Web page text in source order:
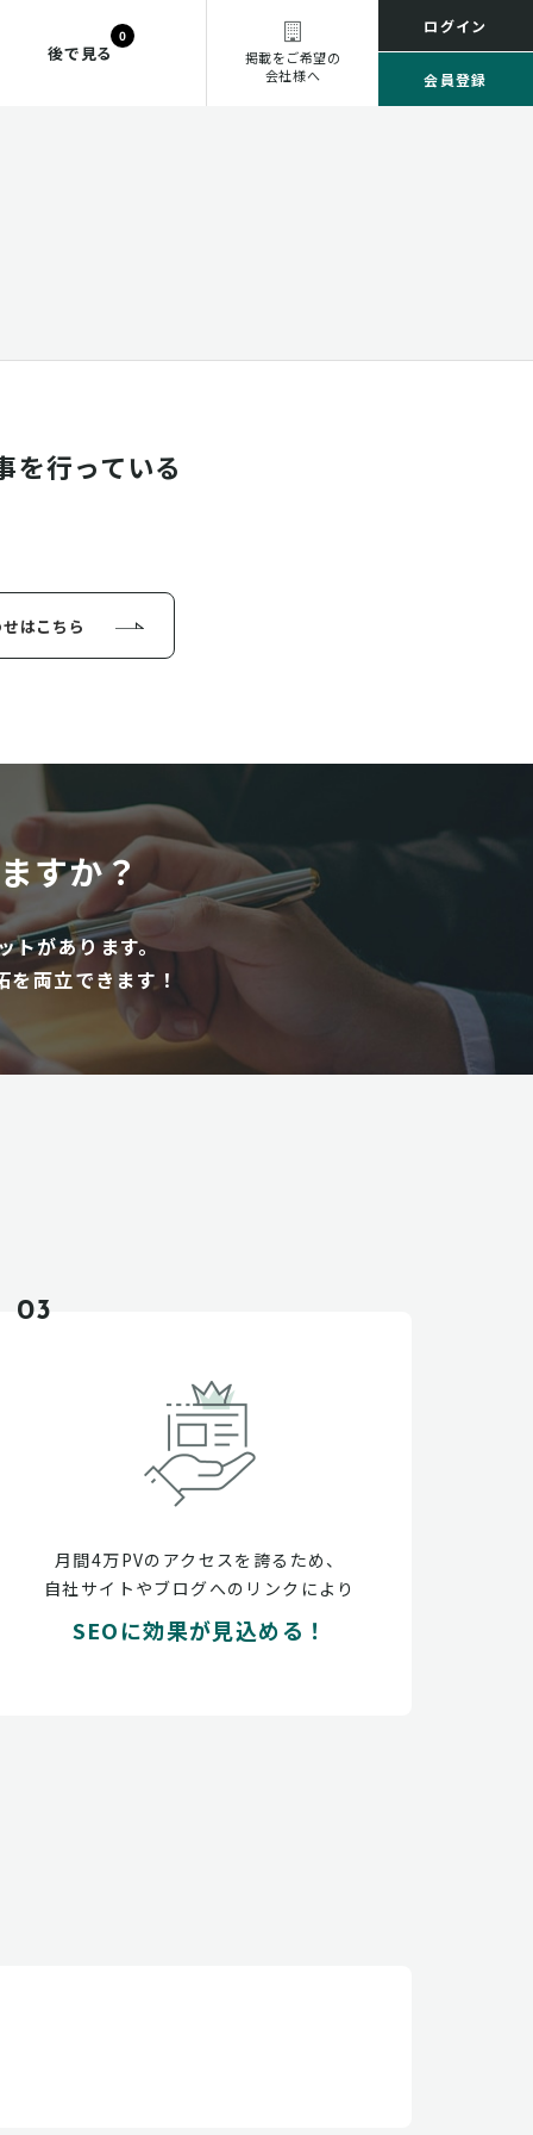
後で見る
0
掲載をご希望の
会社様へ
ログイン
会員登録
を行っている
はこちら
すか？
トがあります。
両立できます！
03
月間4万PVのアクセスを誇るため、
自社サイトやブログへのリンクにより
SEOに効果が見込める！